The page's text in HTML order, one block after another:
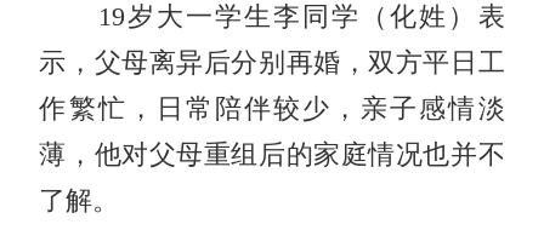
19岁大一学生李同学（化姓）表
示，父母离异后分别再婚，双方平日工
作繁忙，日常陪伴较少，亲子感情淡
薄，他对父母重组后的家庭情况也并不
了解。